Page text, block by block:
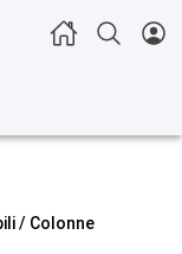
/ Colonne